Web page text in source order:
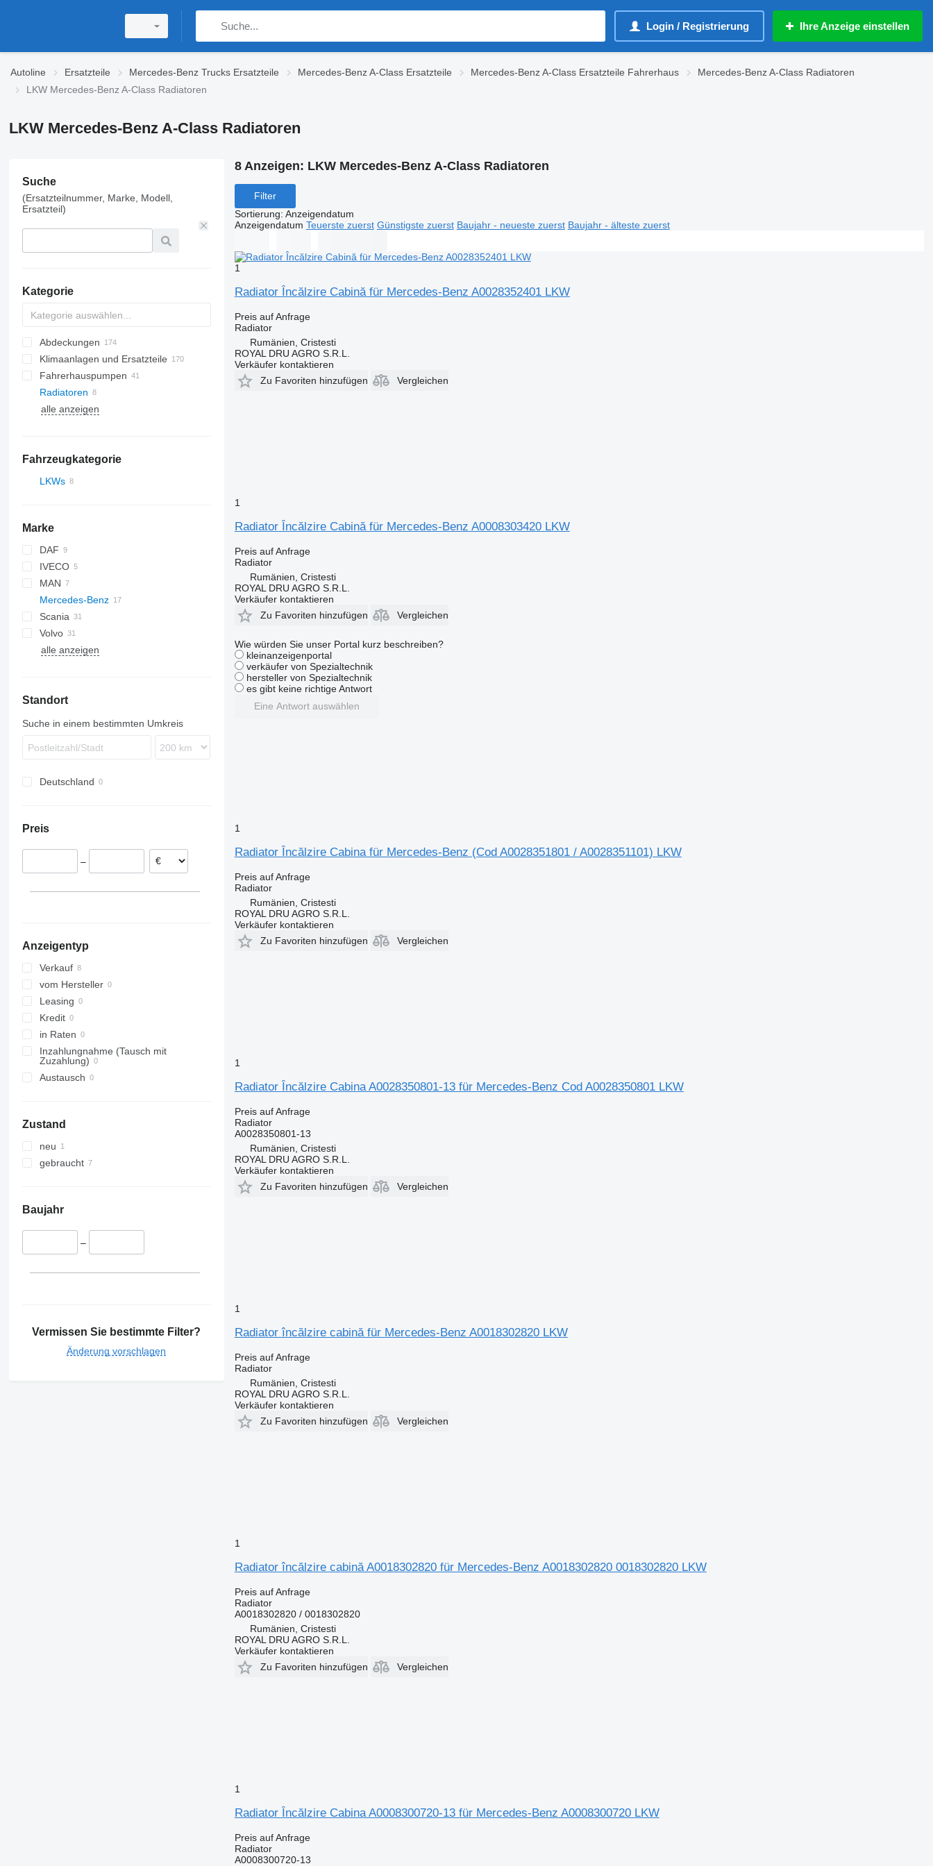
Login / Registrierung Ihre Anzeige einstellen
Autoline Ersatzteile Mercedes-Benz Trucks Ersatzteile Mercedes-Benz A-Class Ersatzteile Mercedes-Benz A-Class Ersatzteile Fahrerhaus
Mercedes-Benz A-Class Radiatoren
LKW Mercedes-Benz A-Class Radiatoren
LKW Mercedes-Benz A-Class Radiatoren
Suche
(Ersatzteilnummer, Marke, Modell,
Ersatzteil)
Kategorie
Abdeckungen
Klimaanlagen und Ersatzteile
Klimaleitungen
Klimatrockner
Klimakompressoren
Fahrerhauspumpen
Seitenscheiben
Radiatoren
alle anzeigen
Fahrzeugkategorie
LKWs
Marke
DAF
LF
XF
IVECO
Daily
Stralis
MAN
LE
TGL
TGM
TGS
Mercedes-Benz
A-Class
Atego
Atego 815
Midlum
Scania
Volvo
FH
FMX
alle anzeigen
Standort
Suche in einem bestimmten Umkreis
Deutschland
Preis
–
Anzeigentyp
Verkauf
vom Hersteller
Leasing
Kredit
in Raten
Inzahlungnahme (Tausch mit
Zuzahlung)
Austausch
Zustand
neu
gebraucht
Baujahr
–
Vermissen Sie bestimmte Filter?
Änderung vorschlagen
8 Anzeigen: LKW Mercedes-Benz A-Class Radiatoren
Filter
Sortierung: Anzeigendatum
Anzeigendatum Teuerste zuerst Günstigste zuerst Baujahr - neueste zuerst Baujahr - älteste zuerst
1
Radiator Încălzire Cabină für Mercedes-Benz A0028352401 LKW
Preis auf Anfrage
Radiator
Rumänien, Cristesti
ROYAL DRU AGRO S.R.L.
Verkäufer kontaktieren
Zu Favoriten hinzufügen
Vergleichen
1
Radiator Încălzire Cabină für Mercedes-Benz A0008303420 LKW
Preis auf Anfrage
Radiator
Rumänien, Cristesti
ROYAL DRU AGRO S.R.L.
Verkäufer kontaktieren
Zu Favoriten hinzufügen
Vergleichen
Wie würden Sie unser Portal kurz beschreiben?
kleinanzeigenportal
verkäufer von Spezialtechnik
hersteller von Spezialtechnik
es gibt keine richtige Antwort
Eine Antwort auswählen
1
Radiator Încălzire Cabina für Mercedes-Benz (Cod A0028351801 / A0028351101) LKW
Preis auf Anfrage
Radiator
Rumänien, Cristesti
ROYAL DRU AGRO S.R.L.
Verkäufer kontaktieren
Zu Favoriten hinzufügen
Vergleichen
1
Radiator Încălzire Cabina A0028350801-13 für Mercedes-Benz Cod A0028350801 LKW
Preis auf Anfrage
Radiator
A0028350801-13
Rumänien, Cristesti
ROYAL DRU AGRO S.R.L.
Verkäufer kontaktieren
Zu Favoriten hinzufügen
Vergleichen
1
Radiator încălzire cabină für Mercedes-Benz A0018302820 LKW
Preis auf Anfrage
Radiator
Rumänien, Cristesti
ROYAL DRU AGRO S.R.L.
Verkäufer kontaktieren
Zu Favoriten hinzufügen
Vergleichen
1
Radiator încălzire cabină A0018302820 für Mercedes-Benz A0018302820 0018302820 LKW
Preis auf Anfrage
Radiator
A0018302820 / 0018302820
Rumänien, Cristesti
ROYAL DRU AGRO S.R.L.
Verkäufer kontaktieren
Zu Favoriten hinzufügen
Vergleichen
1
Radiator Încălzire Cabina A0008300720-13 für Mercedes-Benz A0008300720 LKW
Preis auf Anfrage
Radiator
A0008300720-13